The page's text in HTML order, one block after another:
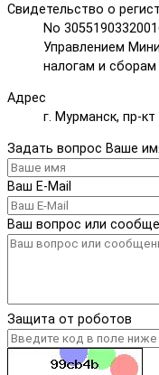
Свидетельство о
No
Управлением
налогам и
Адрес
г. Мурманск, пр-
Задать вопрос Ваше
Ваш E-Mail
Ваш вопрос или
Защита от роботов